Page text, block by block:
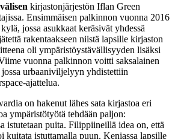
kirjastonjärjestön Iflan Green
Ensimmäisen palkinnon vuonna 2016
jossa asukkaat keräsivät yhdessä
rakentaakseen niistä lapsille kirjaston
oli ympäristöystävällisyyden lisäksi
vuonna palkinnon voitti saksalainen
urbaaniviljelyyn yhdistettiin
ajattelua.
on hakenut lähes sata kirjastoa eri
ympäristötyötä tehdään paljon:
istutetaan puita. Filippiineillä idea on, että
kuitata istuttamalla puun. Keniassa lapsille